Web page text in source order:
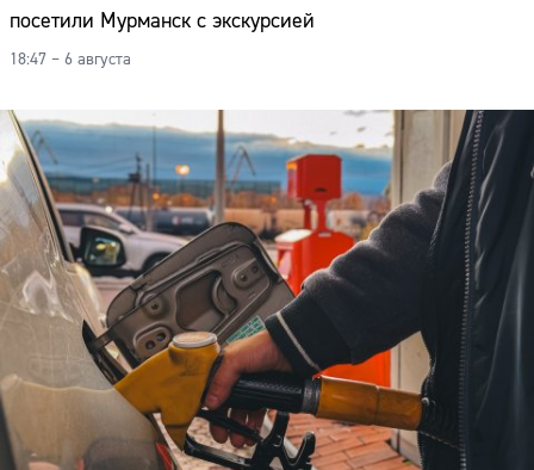
посетили Мурманск с экскурсией
18:47 – 6 августа